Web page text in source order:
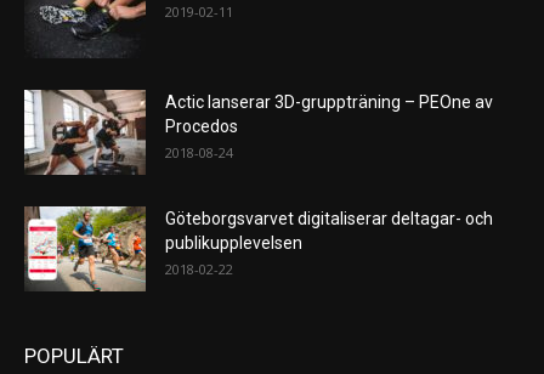
2019-02-11
Actic lanserar 3D-gruppträning – PEOne av
Procedos
2018-08-24
Göteborgsvarvet digitaliserar deltagar- och
publikupplevelsen
2018-02-22
POPULÄRT